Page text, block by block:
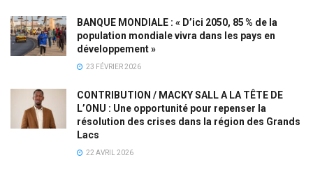
BANQUE MONDIALE : « D’ici 2050, 85 % de la
population mondiale vivra dans les pays en
développement »
23 FÉVRIER 2026
CONTRIBUTION / MACKY SALL A LA TÊTE DE
L’ONU : Une opportunité pour repenser la
résolution des crises dans la région des Grands
Lacs
22 AVRIL 2026